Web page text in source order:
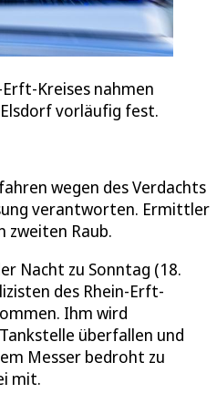
Kreises nahmen
vorläufig fest.
wegen des Verdachts
verantworten. Ermittler
zweiten Raub.
Nacht zu Sonntag (18.
des Rhein-Erft-
Ihm wird
überfallen und
Messer bedroht zu
mit.